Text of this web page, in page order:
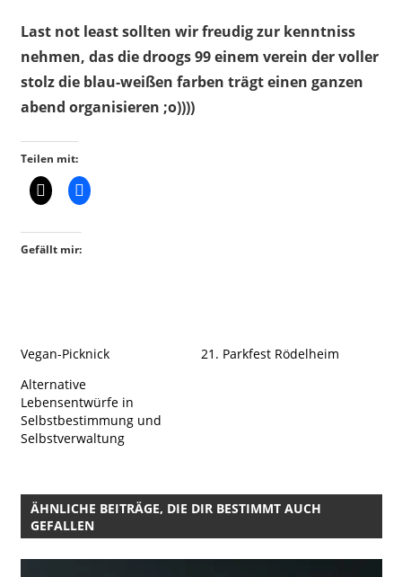
Last not least sollten wir freudig zur kenntniss
nehmen, das die droogs 99 einem verein der voller
stolz die blau-weißen farben trägt einen ganzen
abend organisieren ;o))))
Teilen mit:
Gefällt mir:
Vegan-Picknick
21. Parkfest Rödelheim
Alternative
Lebensentwürfe in
Selbstbestimmung und
Selbstverwaltung
ÄHNLICHE BEITRÄGE, DIE DIR BESTIMMT AUCH
GEFALLEN